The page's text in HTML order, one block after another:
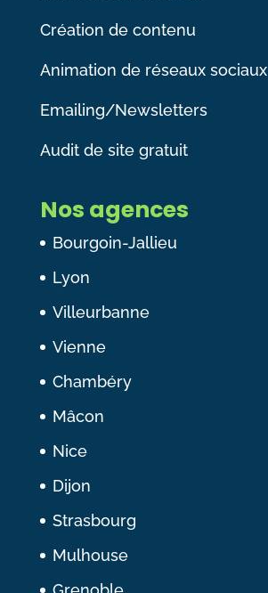
Création de contenu
Animation de réseaux sociaux
Emailing/Newsletters
Audit de site gratuit
Nos agences
Bourgoin-Jallieu
Lyon
Villeurbanne
Vienne
Chambéry
Mâcon
Nice
Dijon
Strasbourg
Mulhouse